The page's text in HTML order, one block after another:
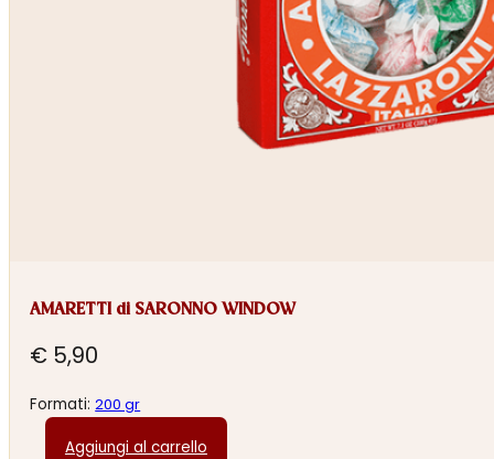
AMARETTI di SARONNO WINDOW
€ 5,90
Formati:200 gr
Aggiungi al carrello